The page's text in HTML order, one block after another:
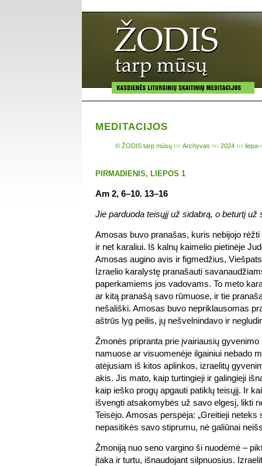
MEDITACIJOS
© ŽODIS tarp mūsų ››› Archyvas ››› 2024 ›››
PIRMADIENIS, LIEPOS 1
Am 2, 6–10. 13–16
Jie parduoda teisųjį už sidabrą, o beturtį už
Amosas buvo pranašas, kuris nebijojo
ir net karaliui. Iš kalnų kaimelio pietinėje
Amosas augino avis ir figmedžius,
Izraelio karalystę pranašauti
paperkamiems jos vadovams. To meto
ar kitą pranašą savo rūmuose, ir tie
nešališki. Amosas buvo nepriklausomas
aštrūs lyg peilis, jų nešvelnindavo ir
Žmonės pripranta prie įvairiausių
namuose ar visuomenėje ilgainiui nebado
atėjusiam iš kitos aplinkos, izraelitų
akis. Jis mato, kaip turtingieji ir galingieji
kaip ieško progų apgauti patiklų teisųjį. Ir
išvengti atsakomybės už savo elgesį, likti
Teisėjo. Amosas perspėja: „Greitieji neteks
nepasitikės savo stiprumu, nė galiūnai
Žmoniją nuo seno vargino ši nuodėmė –
įtaka ir turtu, išnaudojant silpnuosius.